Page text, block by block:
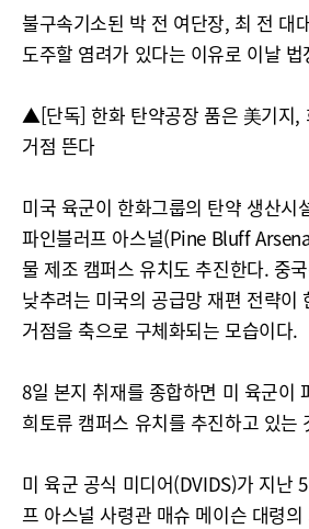
불구속기소된 박 전 여단장, 최 전 대
도주할 염려가 있다는 이유로 이날
▲[단독] 한화 탄약공장 품은 美기지,
거점 뜬다
미국 육군이 한화그룹의 탄약 생산시
파인블러프 아스널(Pine Bluff
물 제조 캠퍼스 유치도 추진한다. 중
낮추려는 미국의 공급망 재편 전략이
거점을 축으로 구체화되는 모습이다.
8일 본지 취재를 종합하면 미 육군이
희토류 캠퍼스 유치를 추진하고 있는
미 육군 공식 미디어(DVIDS)가 지난
프 아스널 사령관 매슈 메이슨 대령